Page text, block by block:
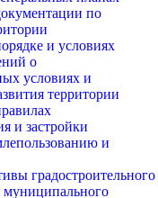
по
и условиях
о
условиях и
территории
и застройки
и
градостроительного
муниципального